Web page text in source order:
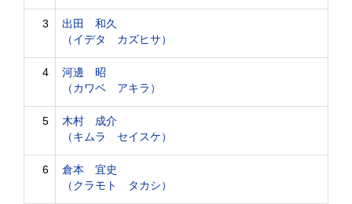
3
出田 和久
（イデタ カズヒサ）
4
河邊 昭
（カワベ アキラ）
5
木村 成介
（キムラ セイスケ）
6
倉本 宜史
（クラモト タカシ）